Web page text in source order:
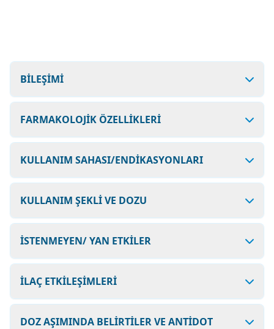
BİLEŞİMİ
FARMAKOLOJİK ÖZELLİKLERİ
KULLANIM SAHASI/ENDİKASYONLARI
KULLANIM ŞEKLİ VE DOZU
İSTENMEYEN/ YAN ETKİLER
İLAÇ ETKİLEŞİMLERİ
DOZ AŞIMINDA BELİRTİLER VE ANTİDOT